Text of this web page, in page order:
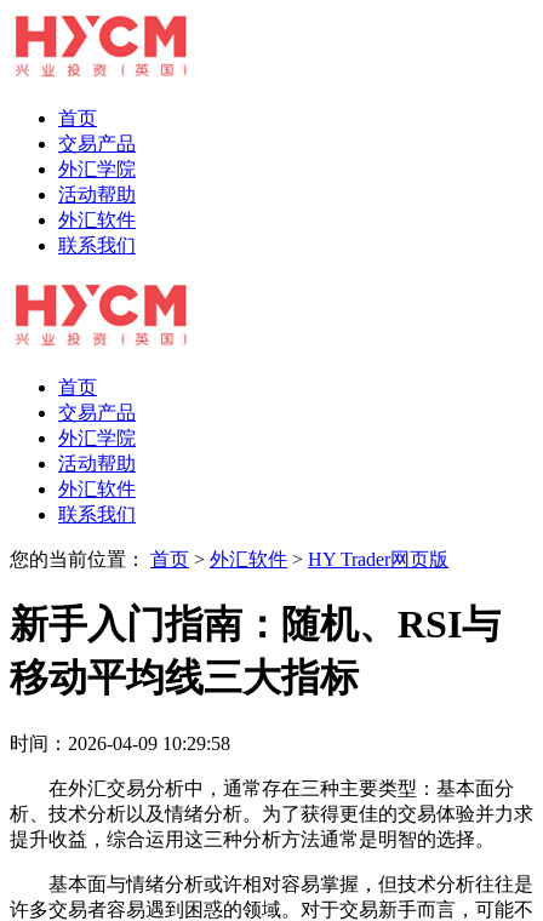
首页
交易产品
外汇学院
活动帮助
外汇软件
联系我们
首页
交易产品
外汇学院
活动帮助
外汇软件
联系我们
您的当前位置： 首页 > 外汇软件 > HY Trader网页版
新手入门指南：随机、RSI与
移动平均线三大指标
时间：2026-04-09 10:29:58
在外汇交易分析中，通常存在三种主要类型：基本面分
析、技术分析以及情绪分析。为了获得更佳的交易体验并力求
提升收益，综合运用这三种分析方法通常是明智的选择。
基本面与情绪分析或许相对容易掌握，但技术分析往往是
许多交易者容易遇到困惑的领域。对于交易新手而言，可能不